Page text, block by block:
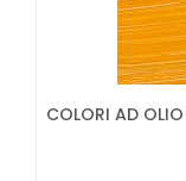
COLORI AD